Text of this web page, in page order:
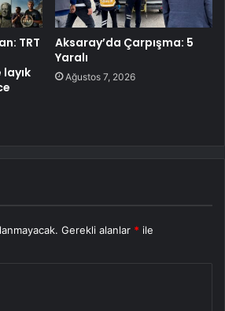
TRT
Aksaray’da Çarpışma: 5
Yaralı
Ağustos 7, 2026
Gerekli alanlar * ile